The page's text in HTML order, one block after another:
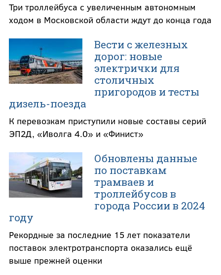
Три троллейбуса с увеличенным автономным
ходом в Московской области ждут до конца года
Вести с железных
дорог: новые
электрички для
столичных
пригородов и тесты
дизель-поезда
К перевозкам приступили новые составы серий
ЭП2Д, «Иволга 4.0» и «Финист»
Обновлены данные
по поставкам
трамваев и
троллейбусов в
города России в 2024
году
Рекордные за последние 15 лет показатели
поставок электротранспорта оказались ещё
выше прежней оценки